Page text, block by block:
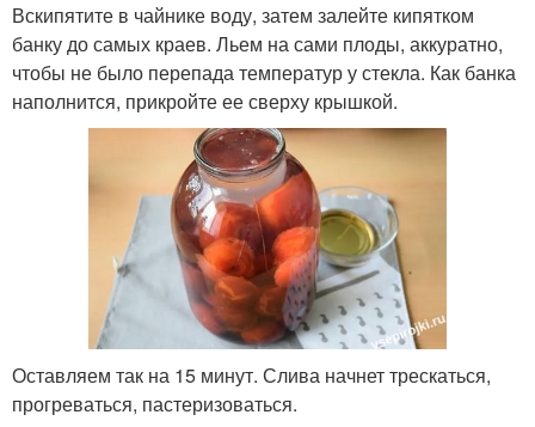
Вскипятите в чайнике воду, затем залейте кипятком
банку до самых краев. Льем на сами плоды, аккуратно,
чтобы не было перепада температур у стекла. Как банка
наполнится, прикройте ее сверху крышкой.
Оставляем так на 15 минут. Слива начнет трескаться,
прогреваться, пастеризоваться.